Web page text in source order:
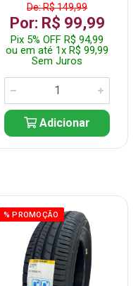
De: R$ 149,99
Por: R$ 99,99
Pix 5% OFF R$ 94,99
ou em até 1x R$ 99,99
Sem Juros
Adicionar
% PROMOÇÃO